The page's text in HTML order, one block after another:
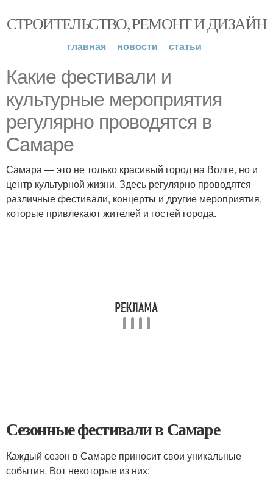
СТРОИТЕЛЬСТВО, РЕМОНТ И ДИЗАЙН
главная новости статьи
Какие фестивали и
культурные мероприятия
регулярно проводятся в
Самаре
Самара — это не только красивый город на Волге, но и
центр культурной жизни. Здесь регулярно проводятся
различные фестивали, концерты и другие мероприятия,
которые привлекают жителей и гостей города.
Сезонные фестивали в Самаре
Каждый сезон в Самаре приносит свои уникальные
события. Вот некоторые из них: